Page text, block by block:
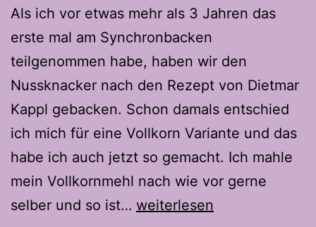
Als ich vor etwas mehr als 3 Jahren das
erste mal am Synchronbacken
teilgenommen habe, haben wir den
Nussknacker nach den Rezept von Dietmar
Kappl gebacken. Schon damals entschied
ich mich für eine Vollkorn Variante und das
habe ich auch jetzt so gemacht. Ich mahle
mein Vollkornmehl nach wie vor gerne
selber und so ist… Vollkorn
weiterlesen